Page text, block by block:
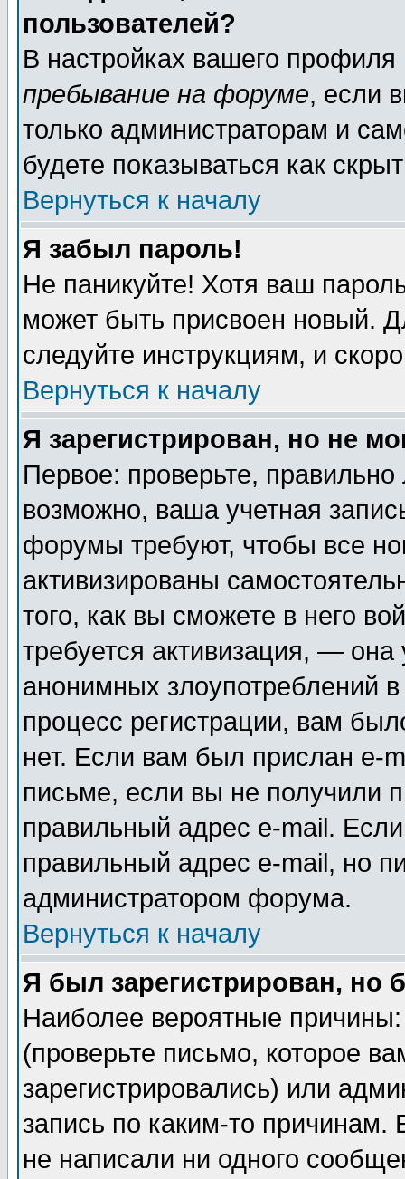
пользователей?
В настройках вашего
пребывание на форуме, если
только администраторам и
будете показываться как
Вернуться к началу
Я забыл пароль!
Не паникуйте! Хотя ваш
может быть присвоен новый.
следуйте инструкциям, и
Вернуться к началу
Я зарегистрирован, но не
Первое: проверьте,
возможно, ваша учетная
форумы требуют, чтобы все
активизированы
того, как вы сможете в него
требуется активизация, —
анонимных злоупотреблений
процесс регистрации, вам
нет. Если вам был прислан e-
письме, если вы не получили
правильный адрес e-mail.
правильный адрес e-mail, но
администратором форума.
Вернуться к началу
Я был зарегистрирован, но
Наиболее вероятные
(проверьте письмо, которое
зарегистрировались) или
запись по каким-то
не написали ни одного